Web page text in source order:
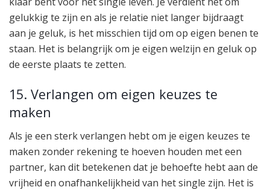
gelukkig te zijn en als je relatie niet langer bijdraagt
aan je geluk, is het misschien tijd om op eigen benen te
staan. Het is belangrijk om je eigen welzijn en geluk op
de eerste plaats te zetten.
15. Verlangen om eigen keuzes te
maken
Als je een sterk verlangen hebt om je eigen keuzes te
maken zonder rekening te hoeven houden met een
partner, kan dit betekenen dat je behoefte hebt aan de
vrijheid en onafhankelijkheid van het single zijn. Het is